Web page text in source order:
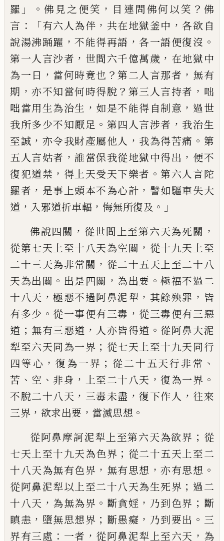
羅 」。佛見之便笑 ， 目連問佛何以笑 ？ 佛
言 ：「有六人為伴 ， 共在地獄釜中 ，各欲自
說湯沸踊躍 ，不能得再語 ，各一語便復沒 。
第一人言沙者 ， 世間六千億萬歲 ， 在地獄中
為一日 ， 當何時竟也 ？第二人言那者 ， 無有
期 ，亦不知當何時得脫 ？ 第三人言持者 ， 咄
咄當用生為治生 ， 如是不能得自制意 ， 過世
我所多少不知厭足 。 第四人言涉者 ， 我治生
至誠 ， 亦令我財產屬他人 ， 我為得苦痛 。 第
五人言姑者 ，誰當保我從地獄中得出 ， 便不
復犯道禁 ， 得上天受天下樂者 。第六人言陀
羅者 ， 是事上頭本不為心計 ， 譬如驅車失大
道 ， 入邪道折車輻 ， 悔無所復及 。」
佛說四關 ， 從世間上至第六天為死關 ，
從第七天上至十八天為空關 ， 從十九天上至
二十三天為非常關 ， 從二十五天上至二十八
天為出關 。 出是四關 ， 為出要 。極福不過二
十八天 ，極惡不過阿鼻泥犁 ， 其餘殃罪 ， 皆
有多少 。 從一事便有三毒 ， 從三毒便有三惡
道 ； 無有三惡道 ， 人亦皆得道 。 從阿鼻大泥
犁至六天同為一界 ； 從七天上至十九天同行
四等心 ，復為一界 ； 從二十五天行非常 、
苦 、 空 、 非身 ， 上至二十八天 ，復為一界 。
不脫二十八天 ， 三毒未盡 ，復下作人 ， 往來
三界 ， 欲求出要 ， 當滅思想 。
從阿鼻摩訶泥犁 上至第六天為欲界 ； 從
七天上至十九天為色界 ； 從二十五天上至二
十八天為無有色界 ， 無有思想 ，亦有思想 。
從阿鼻泥犁以上至二十八天為生死界 ； 過二
十八天 ， 為無為界 。 斷貪婬 ， 乃到色界 ； 斷
瞋恚 ， 墮無思想界 ； 斷愚癡 ， 乃到要出 。 三
界有三處 ： 一者 ， 從阿鼻泥犁上至六天 ， 為